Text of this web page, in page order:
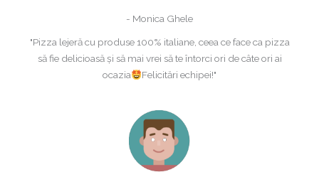
- Monica Ghele
"Pizza lejeră cu produse 100% italiane, ceea ce face ca pizza
să fie delicioasă și să mai vrei să te întorci ori de câte ori ai
ocazia
Felicitări echipei!"